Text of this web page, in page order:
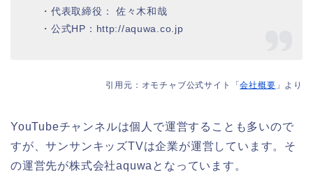
・代表取締役： 佐々木和哉
・公式HP：http://aquwa.co.jp
引用元：オモチャブ公式サイト「会社概要 」より
YouTubeチャンネルは個人で運営することも多いので
すが、サンサンキッズTVは企業が運営しています。そ
の運営先が株式会社aquwaとなっています。